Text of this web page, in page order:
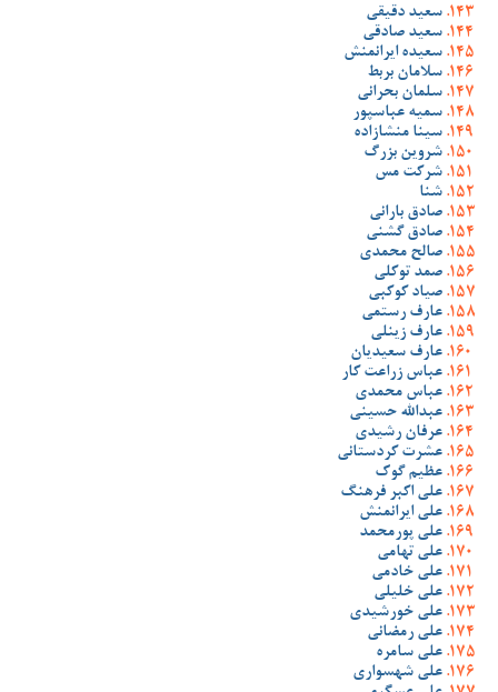
سعید دقیقی
سعید صادقی
سعیده ایرانمنش
سلامان بربط
سلمان بحرانی
سمیه عباسپور
سینا منشازاده
شروین بزرگ
شرکت مس
شنا
صادق بارانی
صادق گشنی
صالح محمدی
صمد توکلی
صیاد کوکبی
عارف رستمی
عارف زینلی
عارف سعیدیان
عباس زراعت کار
عباس محمدی
عبدالله حسینی
عرفان رشیدی
عشرت کردستانی
عظیم گوک
علی اکبر فرهنگ
علی ایرانمنش
علی پورمحمد
علی تهامی
علی خادمی
علی خلیلی
علی خورشیدی
علی رمضانی
علی سامره
علی شهسواری